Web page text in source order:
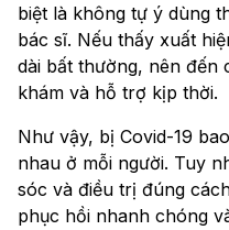
biệt là không tự ý dùng
bác sĩ. Nếu thấy xuất
dài bất thường, nên đến
khám và hỗ trợ kịp thời.
Như vậy, bị Covid-19
nhau ở mỗi người. Tuy
sóc và điều trị đúng
phục hồi nhanh chóng